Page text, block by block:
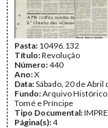
Pasta: 10496.132
Título:Revolução
Número:440
Ano:X
Data:Sábado, 20 de Abril
Fundo:Arquivo Histórico
Tomé e Príncipe
Tipo Documental:
Página(s):4